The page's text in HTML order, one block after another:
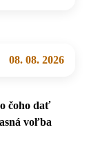
08. 08. 2026
čoho dať
voľba